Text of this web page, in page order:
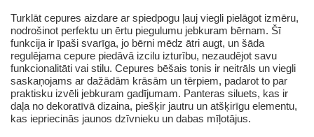
Turklāt cepures aizdare ar spiedpogu ļauj viegli pielāgot izmēru,
nodrošinot perfektu un ērtu piegulumu jebkuram bērnam. Šī
funkcija ir īpaši svarīga, jo bērni mēdz ātri augt, un šāda
regulējama cepure piedāvā izcilu izturību, nezaudējot savu
funkcionalitāti vai stilu. Cepures bēšais tonis ir neitrāls un viegli
saskaņojams ar dažādām krāsām un tērpiem, padarot to par
praktisku izvēli jebkuram gadījumam. Panteras siluets, kas ir
daļa no dekoratīvā dizaina, piešķir jautru un atšķirīgu elementu,
kas iepriecinās jaunos dzīvnieku un dabas mīļotājus.